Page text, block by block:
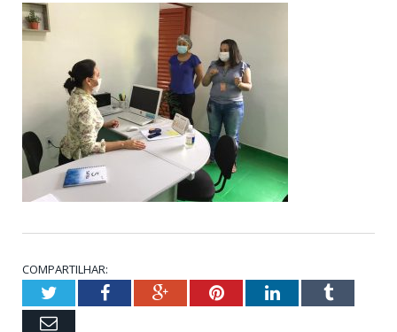
COMPARTILHAR:
TwitterFacebookGoogle+PinterestLinkedInTumblr
Email